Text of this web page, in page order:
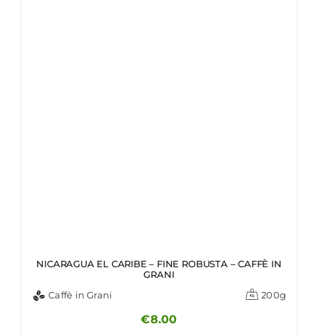
NICARAGUA EL CARIBE – FINE ROBUSTA – CAFFÈ IN
GRANI
Caffè in Grani
200g
€8.00